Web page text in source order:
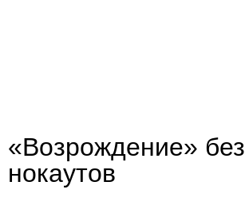
«Возрождение» без
нокаутов